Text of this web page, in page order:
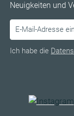
Neuigkeiten und
Ich habe die